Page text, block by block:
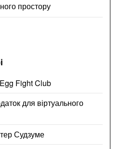
простору
Egg Fight Club
для віртуального
Судзуме